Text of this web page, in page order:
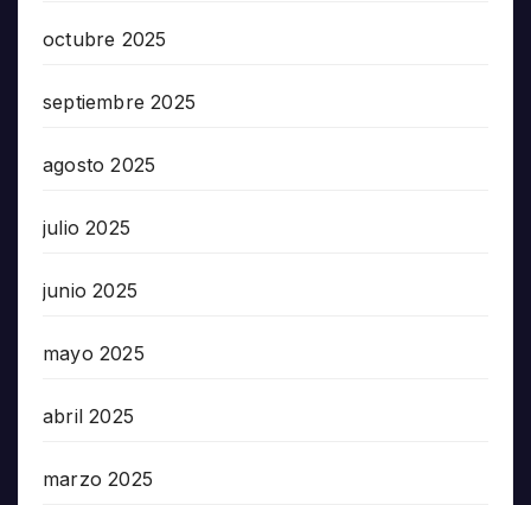
octubre 2025
septiembre 2025
agosto 2025
julio 2025
junio 2025
mayo 2025
abril 2025
marzo 2025